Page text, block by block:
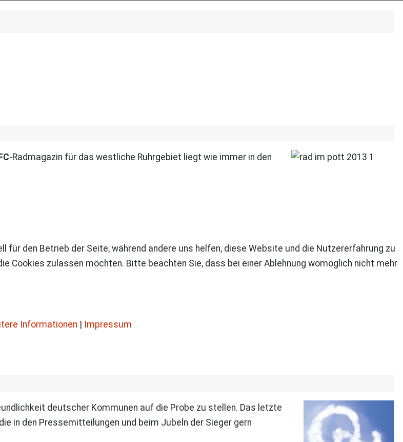
-Radmagazin für das westliche Ruhrgebiet liegt wie immer in den
deutscher Kommunen auf die Probe zu stellen. Das letzte
in den Pressemitteilungen und beim Jubeln der Sieger gern
für den Betrieb der Seite, während andere uns helfen, diese Website und die Nutzererfahrung zu
Cookies zulassen möchten. Bitte beachten Sie, dass bei einer Ablehnung womöglich nicht mehr
Informationen Impressum